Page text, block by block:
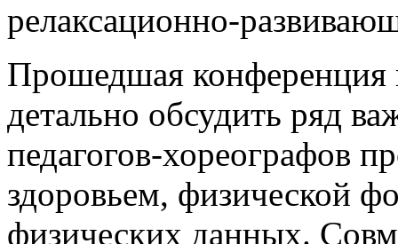
релаксационно-
Прошедшая конференция
детально обсудить ряд
педагогов-хореографов
здоровьем, физической
физических данных.